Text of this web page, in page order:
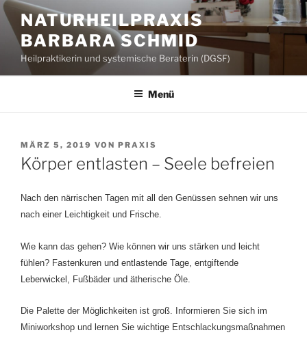
Zum
Inhalt
springen
NATURHEILPRAXIS
BARBARA SCHMID
Heilpraktikerin und systemische Beraterin (DGSF)
Menü
VERÖFFENTLICHT
AM
MÄRZ 5, 2019 VON PRAXIS
Körper entlasten – Seele befreien
Nach den närrischen Tagen mit all den Genüssen sehnen wir uns
nach einer Leichtigkeit und Frische.
Wie kann das gehen? Wie können wir uns stärken und leicht
fühlen? Fastenkuren und entlastende Tage, entgiftende
Leberwickel, Fußbäder und ätherische Öle.
Die Palette der Möglichkeiten ist groß. Informieren Sie sich im
Miniworkshop und lernen Sie wichtige Entschlackungsmaßnahmen